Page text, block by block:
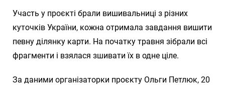
Участь у проєкті брали вишивальниці з різних
куточків України, кожна отримала завдання вишити
певну ділянку карти. На початку травня зібрали всі
фрагменти і взялася зшивати їх в одне ціле.
За даними організаторки проєкту Ольги Петлюк, 20